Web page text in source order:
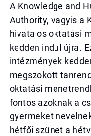
A Knowledge and
Authority, vagyis a
hivatalos oktatási
kedden indul újra.
intézmények
megszokott
oktatási
fontos azoknak a
gyermeket
hétfői szünet a